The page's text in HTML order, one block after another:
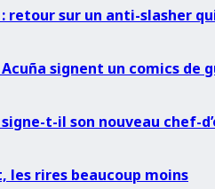
retour sur un anti-slasher
Acuña signent un comics
t-il son nouveau chef-
les rires beaucoup moins